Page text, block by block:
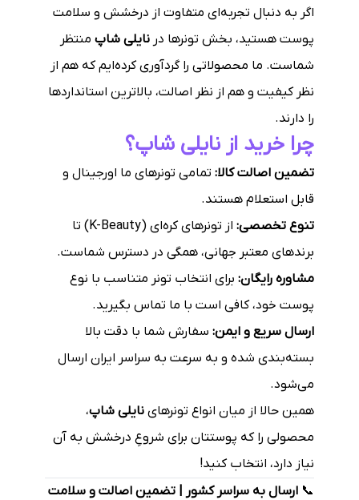
اگر به دنبال تجربه‌ای متفاوت از درخشش و سلامت
پوست هستید، بخش تونرها در نایلی شاپ منتظر
شماست. ما محصولاتی را گردآوری کرده‌ایم که هم از
نظر کیفیت و هم از نظر اصالت، بالاترین استانداردها
را دارند.
چرا خرید از نایلی شاپ؟
تضمین اصالت کالا: تمامی تونرهای ما اورجینال و
قابل استعلام هستند.
تنوع تخصصی:
از تونرهای کره‌ای (K-Beauty) تا
برندهای معتبر جهانی، همگی در دسترس شماست.
مشاوره رایگان: برای انتخاب تونر متناسب با نوع
پوست خود، کافی است با ما تماس بگیرید.
ارسال سریع و ایمن: سفارش شما با دقت بالا
بسته‌بندی شده و به سرعت به سراسر ایران ارسال
می‌شود.
همین حالا از میان انواع تونرهای نایلی شاپ،
محصولی را که پوستتان برای شروعِ درخشش به آن
نیاز دارد، انتخاب کنید!
📞 ارسال به سراسر کشور | تضمین اصالت و سلامت